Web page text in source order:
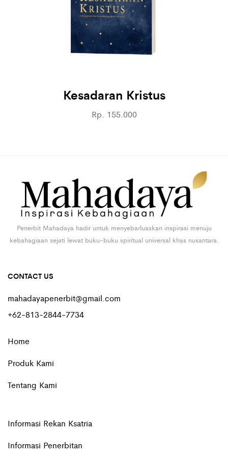
Kesadaran Kristus
Rp. 155.000
Penerbit Mahadaya hadir untuk menyebarluaskan inspirasi menuju
kebahagiaan sejati lewat buku-buku spiritual universal khas nusantara.
CONTACT US
mahadayapenerbit@gmail.com
+62-813-2844-7734
Home
Produk Kami
Tentang Kami
Informasi Rekan Ksatria
Informasi Penerbitan